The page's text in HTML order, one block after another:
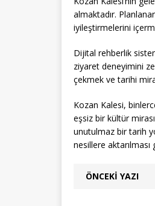
almaktadır.
iyileştirmelerini
Dijital rehberlik
ziyaret deneyimini
çekmek ve tarihi
Kozan Kalesi,
eşsiz bir kültür
unutulmaz bir tarih
nesillere
ÖNCEKI YAZI